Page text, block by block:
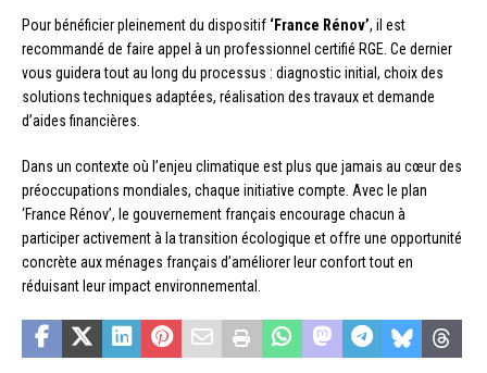
Pour bénéficier pleinement du dispositif ‘France Rénov’, il est
recommandé de faire appel à un professionnel certifié RGE. Ce dernier
vous guidera tout au long du processus : diagnostic initial, choix des
solutions techniques adaptées, réalisation des travaux et demande
d’aides financières.
Dans un contexte où l’enjeu climatique est plus que jamais au cœur des
préoccupations mondiales, chaque initiative compte. Avec le plan
‘France Rénov’, le gouvernement français encourage chacun à
participer activement à la transition écologique et offre une opportunité
concrète aux ménages français d’améliorer leur confort tout en
réduisant leur impact environnemental.